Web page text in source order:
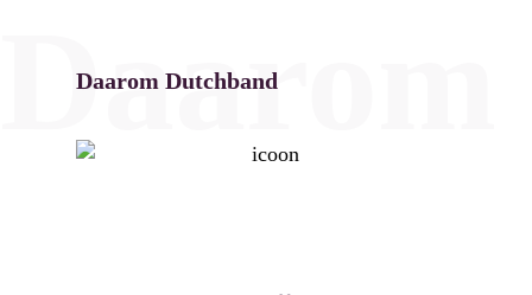
Daarom Dutchband